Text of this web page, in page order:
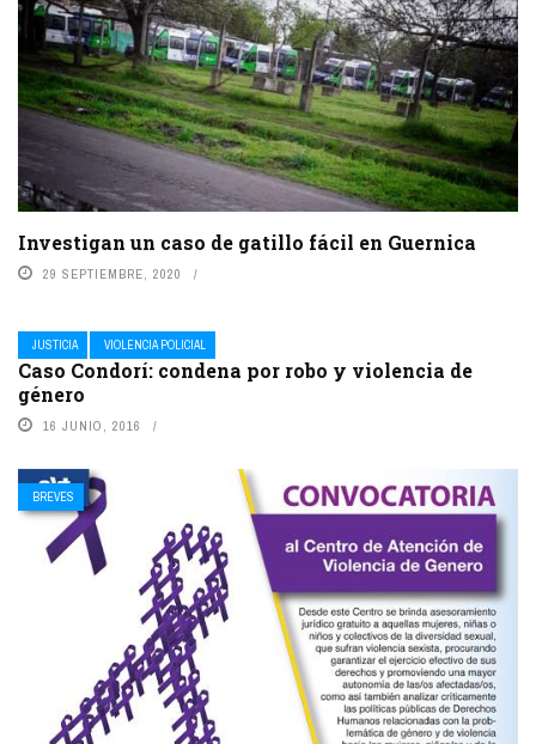
Investigan un caso de gatillo fácil en Guernica
29 SEPTIEMBRE, 2020
JUSTICIA VIOLENCIA POLICIAL
Caso Condorí: condena por robo y violencia de
género
16 JUNIO, 2016
BREVES